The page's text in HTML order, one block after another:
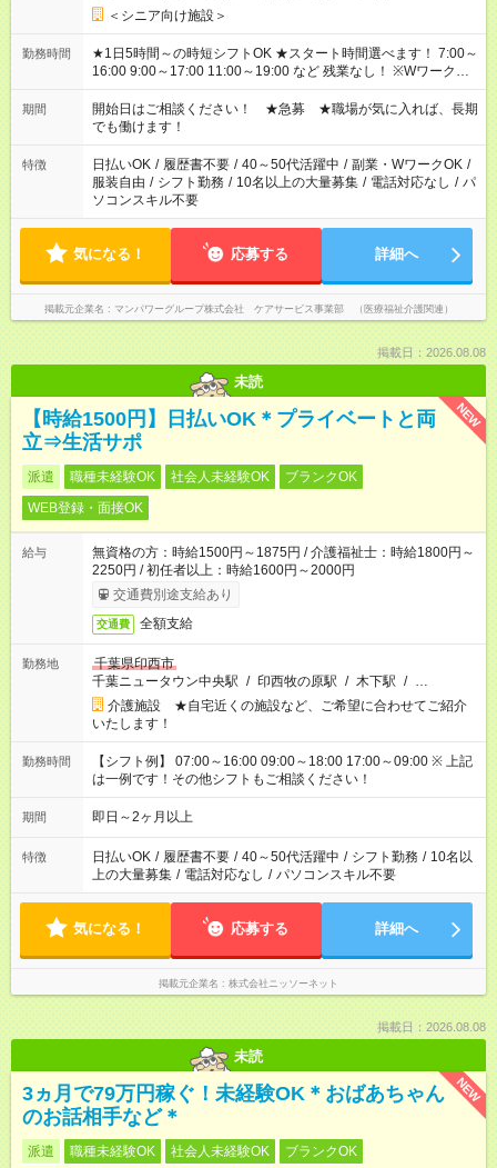
＜シニア向け施設＞
勤務時間
★1日5時間～の時短シフトOK ★スタート時間選べます！ 7:00～
16:00 9:00～17:00 11:00～19:00 など 残業なし！ ※Wワークの
場合、他のお仕事と合わせ週40時間超の就業はご案内できませ
ん ※法令に基づき、週20時間以上勤務は社会保険への加入対象
となります ※労働者派遣法（日雇い派遣の原則禁止）により、
短時間・短期間の就業はご案内が難しい場合があります
期間
開始日はご相談ください！ ★急募 ★職場が気に入れば、長期
でも働けます！
特徴 日払いOK / 履歴書不要 / 40～50代活躍中 / 副業・WワークOK /
服装自由 / シフト勤務 / 10名以上の大量募集 / 電話対応なし / パ
ソコンスキル不要
気になる！ 応募する 詳細へ
掲載元企業名 マンパワーグループ株式会社 ケアサービス事業部 （医療福祉介護関連）
掲載日：2026.08.08
未読
NEW
【時給1500円】日払いOK＊プライベートと両
立⇒生活サポ
派遣 職種未経験OK 社会人未経験OK
ブランクOK
WEB登録・面接OK
給与
無資格の方：時給1500円～1875円 / 介護福祉士：時給1800円～
2250円 / 初任者以上：時給1600円～2000円
交通費別途支給あり
交通費 全額支給
勤務地
千葉県印西市
千葉ニュータウン中央駅 / 印西牧の原駅 / 木下駅 / …
介護施設 ★自宅近くの施設など、ご希望に合わせてご紹介
いたします！
勤務時間
【シフト例】 07:00～16:00 09:00～18:00 17:00～09:00 ※ 上記
は一例です！その他シフトもご相談ください！
期間 即日～2ヶ月以上
特徴 日払いOK / 履歴書不要 / 40～50代活躍中 / シフト勤務 / 10名以
上の大量募集 / 電話対応なし / パソコンスキル不要
気になる！ 応募する 詳細へ
掲載元企業名 株式会社ニッソーネット
掲載日：2026.08.08
未読
NEW
3ヵ月で79万円稼ぐ！未経験OK＊おばあちゃん
のお話相手など＊
派遣 職種未経験OK 社会人未経験OK
ブランクOK